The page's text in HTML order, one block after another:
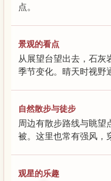
点。
景观的看点
从展望台望出去，石灰
季节变化。晴天时视野
自然散步与徒步
周边有散步路线与眺望
被。这里也常有强风，
观星的乐趣